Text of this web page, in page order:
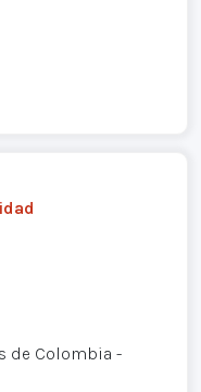
de Colombia -